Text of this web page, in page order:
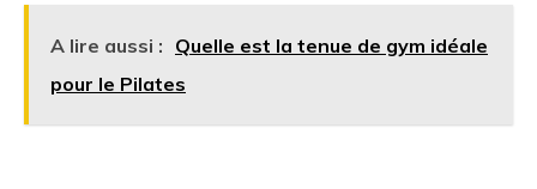
A lire aussi : Quelle est la tenue de gym idéale
pour le Pilates